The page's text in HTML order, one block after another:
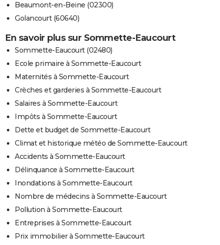
Beaumont-en-Beine (02300)
Golancourt (60640)
En savoir plus sur Sommette-Eaucourt
Sommette-Eaucourt (02480)
Ecole primaire à Sommette-Eaucourt
Maternités à Sommette-Eaucourt
Crèches et garderies à Sommette-Eaucourt
Salaires à Sommette-Eaucourt
Impôts à Sommette-Eaucourt
Dette et budget de Sommette-Eaucourt
Climat et historique météo de Sommette-Eaucourt
Accidents à Sommette-Eaucourt
Délinquance à Sommette-Eaucourt
Inondations à Sommette-Eaucourt
Nombre de médecins à Sommette-Eaucourt
Pollution à Sommette-Eaucourt
Entreprises à Sommette-Eaucourt
Prix immobilier à Sommette-Eaucourt